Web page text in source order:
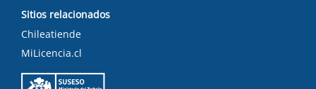
Sitios relacionados
Chileatiende
MiLicencia.cl